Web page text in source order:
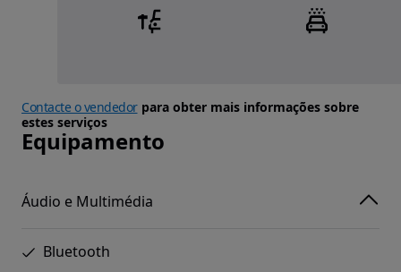
Contacte o vendedorpara obter mais informações sobre
estes serviços
Equipamento
Áudio e Multimédia
Bluetooth